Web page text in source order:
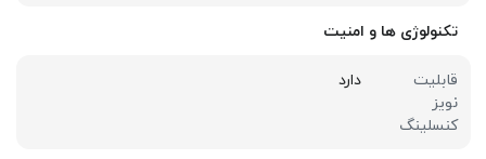
تکنولوژی ها و امنیت
قابلیت
نویز
کنسلینگ
دارد